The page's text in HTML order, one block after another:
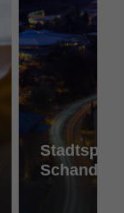
Schandau